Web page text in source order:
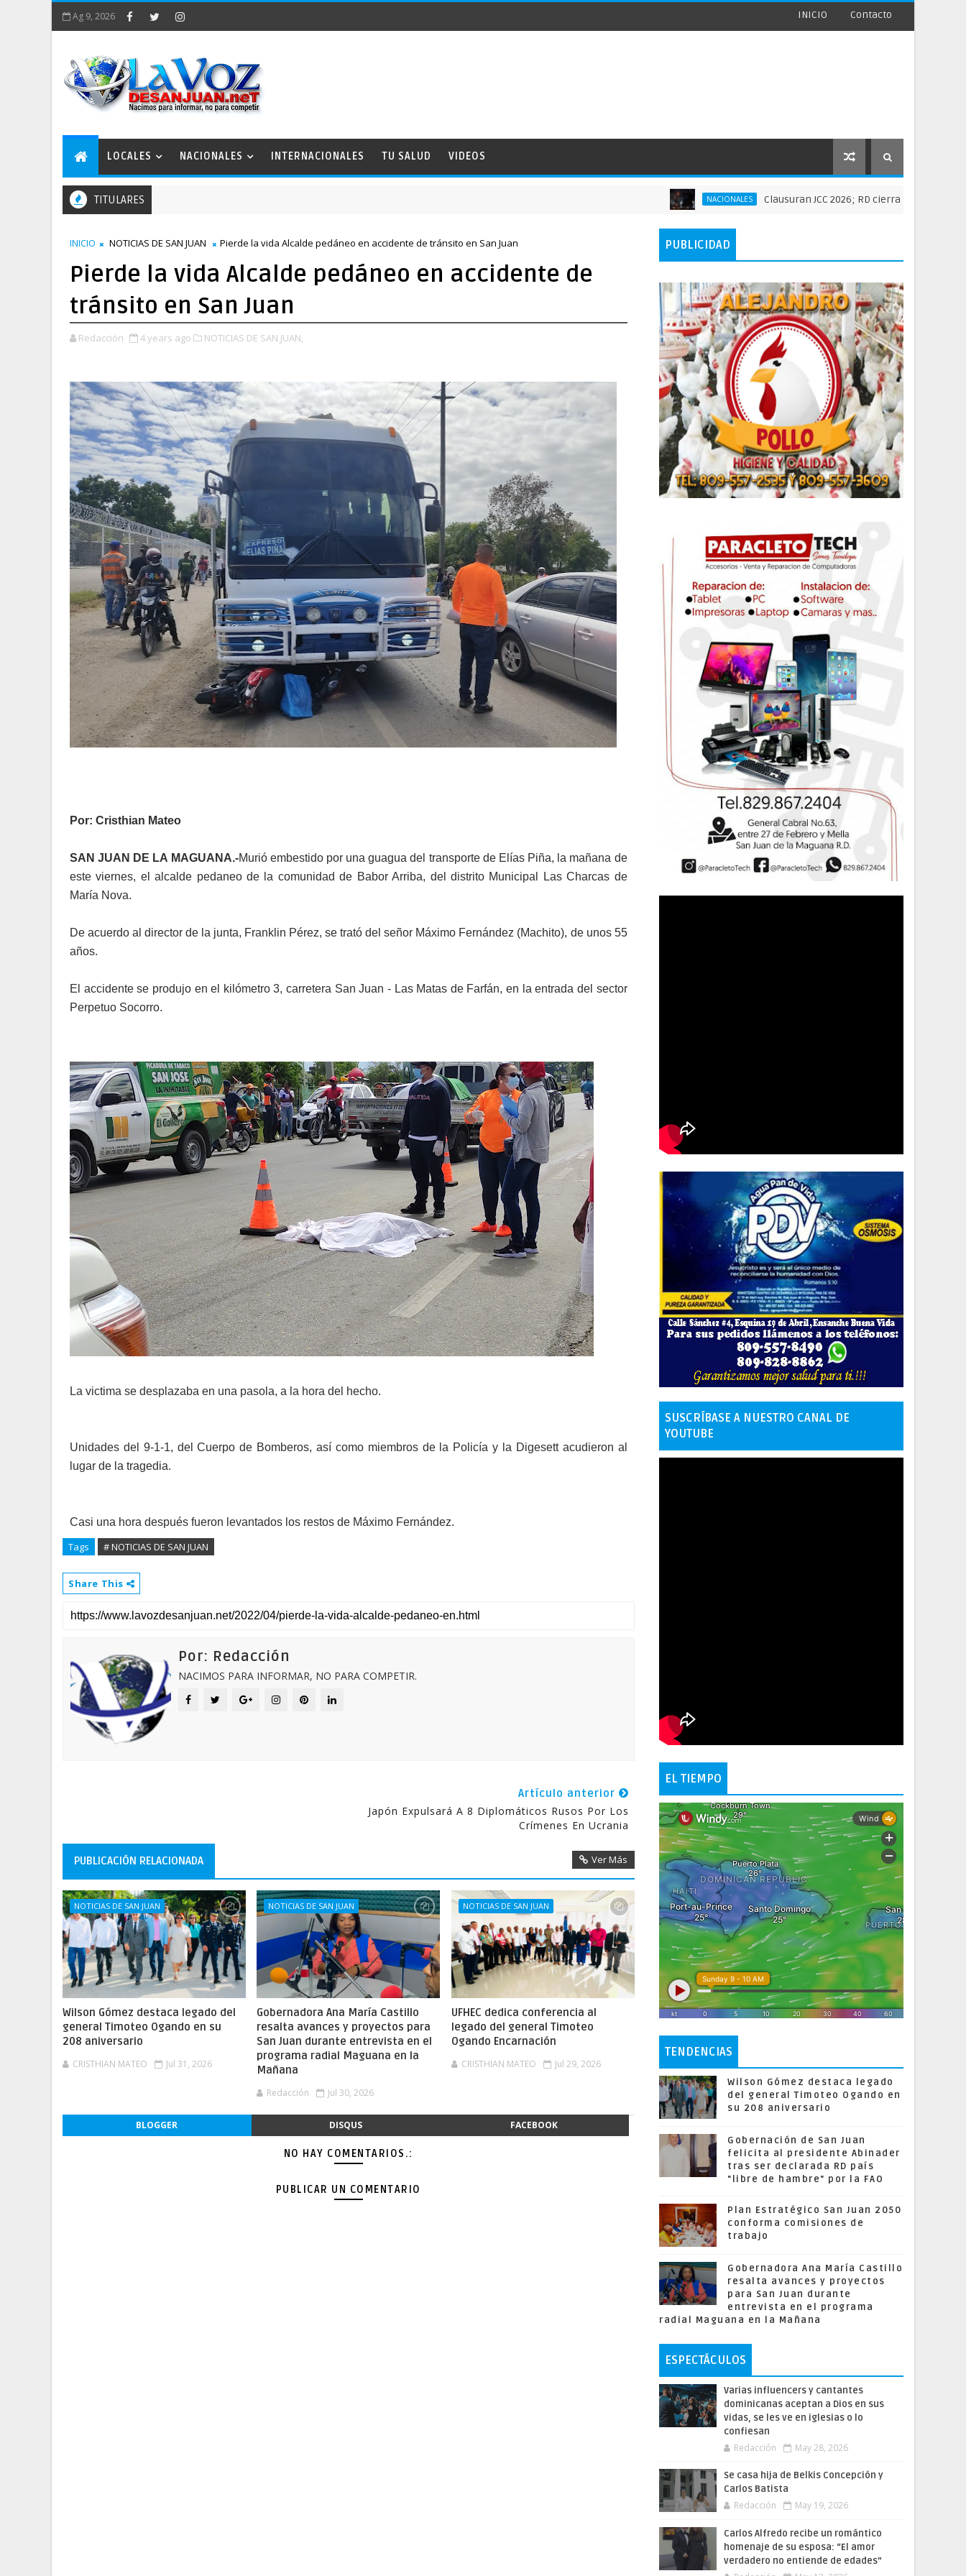
Ag 9, 2026 INICIO Contacto
LOCALES NACIONALES INTERNACIONALES TU SALUD VIDEOS
TITULARES NACIONALES Clausuran JCC 2026; RD cierra histórica actuación
INICIO NOTICIAS DE SAN JUAN Pierde la vida Alcalde pedáneo en accidente de tránsito en San Juan
Pierde la vida Alcalde pedáneo en accidente de
tránsito en San Juan
Redacción 4 years ago NOTICIAS DE SAN JUAN,
Por: Cristhian Mateo
SAN JUAN DE LA MAGUANA.-Murió embestido por una guagua del transporte de Elías Piña, la mañana de
este viernes, el alcalde pedaneo de la comunidad de Babor Arriba, del distrito Municipal Las Charcas de
María Nova.
De acuerdo al director de la junta, Franklin Pérez, se trató del señor Máximo Fernández (Machito), de unos 55
años.
El accidente se produjo en el kilómetro 3, carretera San Juan - Las Matas de Farfán, en la entrada del sector
Perpetuo Socorro.
La victima se desplazaba en una pasola, a la hora del hecho.
Unidades del 9-1-1, del Cuerpo de Bomberos, así como miembros de la Policía y la Digesett acudieron al
lugar de la tragedia.
Casi una hora después fueron levantados los restos de Máximo Fernández.
Tags # NOTICIAS DE SAN JUAN
Share This
Por: Redacción
NACIMOS PARA INFORMAR, NO PARA COMPETIR.
Artículo anterior
Japón Expulsará A 8 Diplomáticos Rusos Por Los
Crímenes En Ucrania
PUBLICACIÓN RELACIONADA Ver Más
NOTICIAS DE SAN JUAN
Wilson Gómez destaca legado del
general Timoteo Ogando en su
208 aniversario
CRISTHIAN MATEO Jul 31, 2026
NOTICIAS DE SAN JUAN
Gobernadora Ana María Castillo
resalta avances y proyectos para
San Juan durante entrevista en el
programa radial Maguana en la
Mañana
Redacción Jul 30, 2026
NOTICIAS DE SAN JUAN
UFHEC dedica conferencia al
legado del general Timoteo
Ogando Encarnación
CRISTHIAN MATEO Jul 29, 2026
BLOGGER DISQUS FACEBOOK
NO HAY COMENTARIOS.:
PUBLICAR UN COMENTARIO
PUBLICIDAD
SUSCRÍBASE A NUESTRO CANAL DE
YOUTUBE
EL TIEMPO
TENDENCIAS
Wilson Gómez destaca legado
del general Timoteo Ogando en
su 208 aniversario
Gobernación de San Juan
felicita al presidente Abinader
tras ser declarada RD país
"libre de hambre" por la FAO
Plan Estratégico San Juan 2050
conforma comisiones de
trabajo
Gobernadora Ana María Castillo
resalta avances y proyectos
para San Juan durante
entrevista en el programa
radial Maguana en la Mañana
ESPECTÁCULOS
Varias influencers y cantantes
dominicanas aceptan a Dios en sus
vidas, se les ve en iglesias o lo
confiesan
Redacción May 28, 2026
Se casa hija de Belkis Concepción y
Carlos Batista
Redacción May 19, 2026
Carlos Alfredo recibe un romántico
homenaje de su esposa: “El amor
verdadero no entiende de edades”